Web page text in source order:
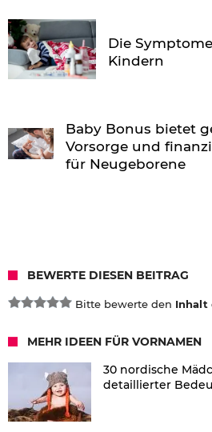
Die
Kindern
Baby Bonus bietet
Vorsorge und
für Neugeborene
BEWERTE DIESEN BEITRAG
Bitte bewerte den Inhalt
MEHR IDEEN FÜR VORNAMEN
30 nordische
detaillierter